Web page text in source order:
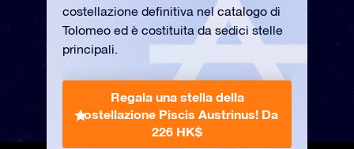
costellazione definitiva nel catalogo di
Tolomeo ed è costituita da sedici stelle
principali.
Regala una stella della
costellazione Piscis Austrinus! Da
226 HK$